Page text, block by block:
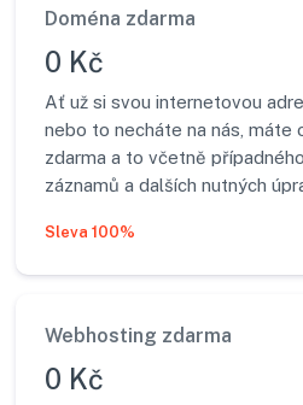
Doména zdarma
0 Kč
Ať už si svou internetovou
nebo to necháte na nás, máte
zdarma a to včetně
záznamů a dalších nutných
Sleva 100%
Webhosting zdarma
0 Kč